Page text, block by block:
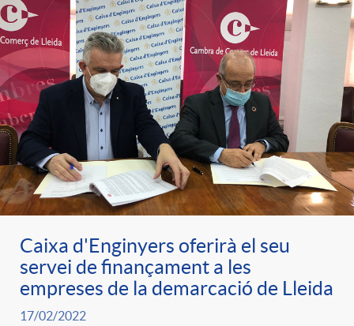
Caixa d'Enginyers oferirà el seu
servei de finançament a les
empreses de la demarcació de Lleida
17/02/2022